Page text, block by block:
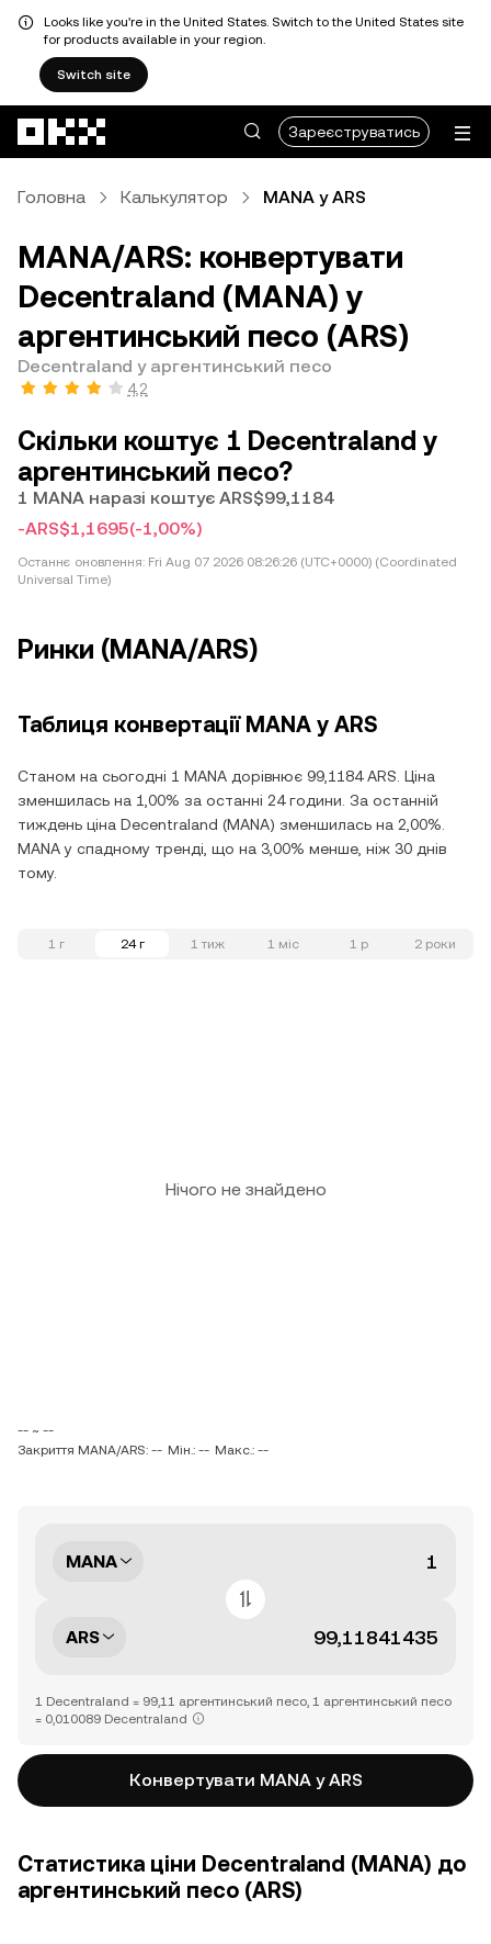
Looks like you're in the United States. Switch to the United States site
for products available in your region.
Switch site
Зареєструватись
Головна Калькулятор MANA у ARS
MANA/ARS: конвертувати
Decentraland (MANA) у
аргентинський песо (ARS)
Decentraland у аргентинський песо
4,2
Скільки коштує 1 Decentraland у
аргентинський песо?
1 MANA наразі коштує ARS$99,1184
-ARS$1,1695(-1,00%)
Останнє оновлення: Fri Aug 07 2026 08:26:26 (UTC+0000) (Coordinated
Universal Time)
Ринки (MANA/ARS)
Таблиця конвертації MANA у ARS
Станом на сьогодні 1 MANA дорівнює 99,1184 ARS. Ціна
зменшилась на 1,00% за останні 24 години. За останній
тиждень ціна Decentraland (MANA) зменшилась на 2,00%.
MANA у спадному тренді, що на 3,00% менше, ніж 30 днів
тому.
1 г 24 г 1 тиж 1 міс 1 р 2 роки
Нічого не знайдено
-- ~ --
Закриття MANA/ARS: -- Мін.: -- Макс.: --
MANA
ARS
1 Decentraland = 99,11 аргентинський песо, 1 аргентинський песо
= 0,010089 Decentraland
Конвертувати MANA у ARS
Статистика ціни Decentraland (MANA) до
аргентинський песо (ARS)